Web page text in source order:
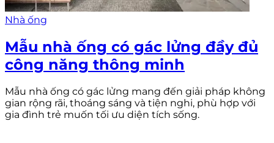
Nhà ống
Mẫu nhà ống có gác lửng đầy đủ
công năng thông minh
Mẫu nhà ống có gác lửng mang đến giải pháp không
gian rộng rãi, thoáng sáng và tiện nghi, phù hợp với
gia đình trẻ muốn tối ưu diện tích sống.